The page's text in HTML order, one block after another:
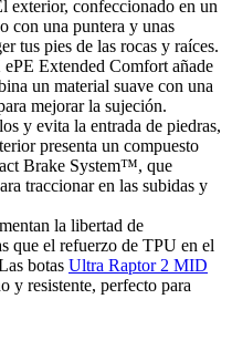
exterior, confeccionado en un
con una puntera y unas
tus pies de las rocas y raíces.
Extended Comfort añade
un material suave con una
mejorar la sujeción.
y evita la entrada de piedras,
presenta un compuesto
Brake System™, que
traccionar en las subidas y
la libertad de
que el refuerzo de TPU en el
botas Ultra Raptor 2 MID
y resistente, perfecto para